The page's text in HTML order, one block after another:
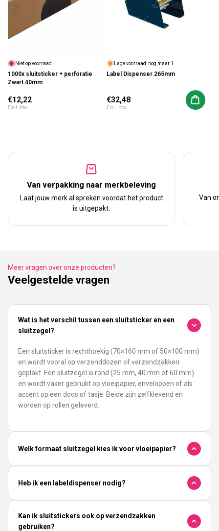
Niet op voorraad
1000x sluitsticker + perforatie
Zwart 40mm
Normale prijs
€12,22
Excl. btw
Lage voorraad: nog maar 1
Label Dispenser 265mm
Normale prijs
€32,48
Excl. btw
Aan
Van verpakking naar merkbeleving
Laat jouw merk al spreken voordat het product
is uitgepakt.
Van
Meer vragen over onze producten?
Veelgestelde vragen
Wat is het verschil tussen een sluitsticker en een
sluitzegel?
Een sluitsticker is rechthoekig (70×160 mm of 50×100 mm)
en wordt vooral op verzenddozen of verzendzakken
geplakt. Een sluitzegel is rond (25 mm, 40 mm of 60 mm)
en wordt vaker gebruikt op vloeipapier, enveloppen of als
accent op een doos of tasje. Beide zijn zelfklevend en
worden op rollen geleverd.
Welk formaat sluitzegel kies ik voor vloeipapier?
Heb ik een labeldispenser nodig?
Kan ik sluitstickers ook op verzendzakken
gebruiken?